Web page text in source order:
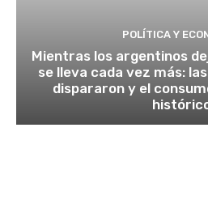
POLÍTICA Y
Mientras los argentinos
se lleva cada vez más:
dispararon y el